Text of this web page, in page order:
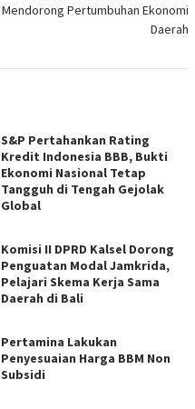
Mendorong Pertumbuhan Ekonomi
Daerah
S&P Pertahankan Rating
Kredit Indonesia BBB, Bukti
Ekonomi Nasional Tetap
Tangguh di Tengah Gejolak
Global
Komisi II DPRD Kalsel Dorong
Penguatan Modal Jamkrida,
Pelajari Skema Kerja Sama
Daerah di Bali
Pertamina Lakukan
Penyesuaian Harga BBM Non
Subsidi